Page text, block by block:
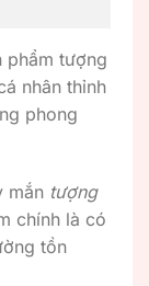
phẩm tượng
nhân thỉnh
phong
mắn tượng
chính là có
tồn